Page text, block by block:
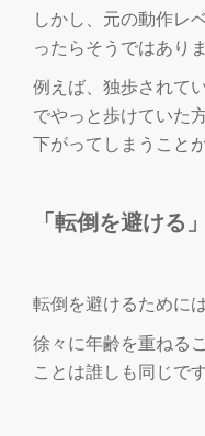
しかし、元の動作レ
ったらそうではあり
例えば、独歩されて
でやっと歩けていた
下がってしまうこと
「転倒を避ける」
転倒を避けるために
徐々に年齢を重ねる
ことは誰しも同じです